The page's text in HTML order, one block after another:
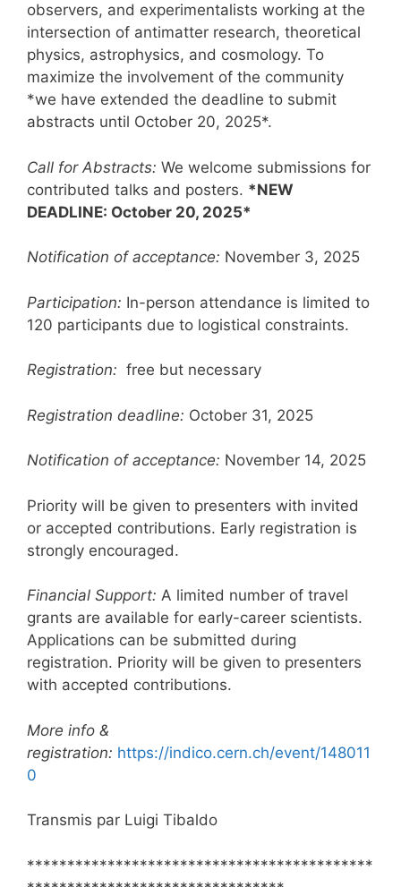
observers, and experimentalists working at the
intersection of antimatter research, theoretical
physics, astrophysics, and cosmology. To
maximize the involvement of the community
*we have extended the deadline to submit
abstracts until October 20, 2025*.
Call for Abstracts: We welcome submissions for
contributed talks and posters. *NEW
DEADLINE: October 20, 2025*
Notification of acceptance: November 3, 2025
Participation: In-person attendance is limited to
120 participants due to logistical constraints.
Registration: free but necessary
Registration deadline: October 31, 2025
Notification of acceptance: November 14, 2025
Priority will be given to presenters with invited
or accepted contributions. Early registration is
strongly encouraged.
Financial Support: A limited number of travel
grants are available for early-career scientists.
Applications can be submitted during
registration. Priority will be given to presenters
with accepted contributions.
More info &
registration: https://indico.cern.ch/event/148011
0
Transmis par Luigi Tibaldo
*******************************************